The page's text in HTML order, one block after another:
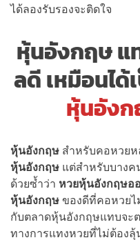
ได้ลองรับรองจะติดใจ
หุ้นอังกฤษ แ
ลดี เหมือนไ
หุ้นอัง
หุ้นอังกฤษ สำหรับคอหวยห
หุ้นอังกฤษ แต่สำหรับบางค
ด้วยซ้ำว่า หวยหุ้นอังกฤษอ
หุ้นอังกฤษ ของดีที่คอหวยไ
กับตลาดหุ้นอังกฤษแทบจะ
ทางการแทงหวยที่ไม่ต้อง